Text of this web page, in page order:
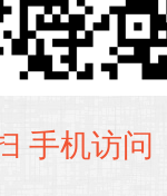
手机访问